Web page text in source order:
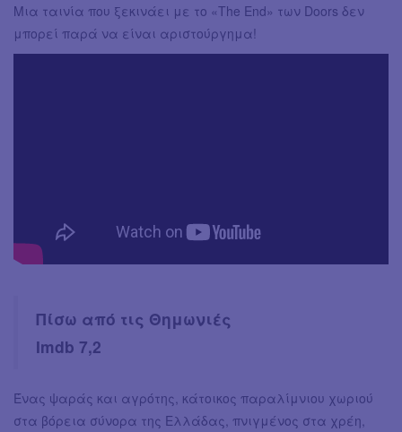
Μια ταινία που ξεκινάει με το «The End» των Doors δεν
μπορεί παρά να είναι αριστούργημα!
Πίσω από τις Θημωνιές
Imdb 7,2
Ένας ψαράς και αγρότης, κάτοικος παραλίμνιου χωριού
στα βόρεια σύνορα της Ελλάδας, πνιγμένος στα χρέη,